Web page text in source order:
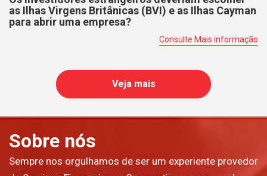
as Ilhas Virgens Britânicas (BVI) e as Ilhas Cayman
para abrir uma empresa?
Consulte Mais informação
Veja mais
Sobre nós
Sempre nos orgulhamos de ser um experiente provedor